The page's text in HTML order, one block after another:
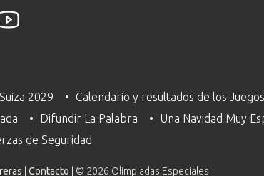
Suiza 2029
Calendario y resultados de los
Difundir La Palabra
Una Navidad Muy
de Seguridad
Contacto | © 2026 Olimpiadas Especiales